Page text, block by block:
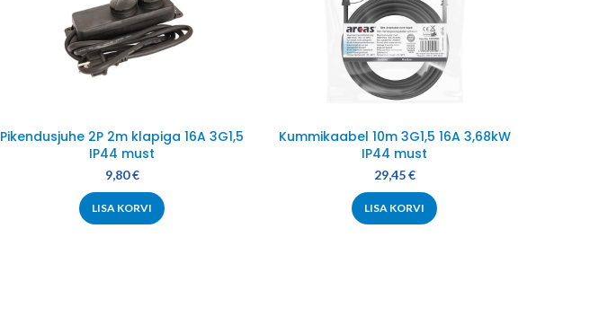
Pikendusjuhe 2P 2m klapiga 16A 3G1,5
IP44 must
9,80€
LISA KORVI
Kummikaabel 10m 3G1,5 16A 3,68kW
IP44 must
29,45€
LISA KORVI